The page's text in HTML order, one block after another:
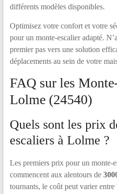
différents modèles disponibles.
Optimisez votre confort et votre
pour un monte-escalier adapté.
premier pas vers une solution
déplacements au sein de votre
FAQ sur les
Lolme (24540)
Quels sont les prix
escaliers à Lolme ?
Les premiers prix pour un monte-
commencent aux alentours de
tournants, le coût peut varier entre